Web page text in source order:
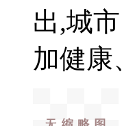
出,城
加健康